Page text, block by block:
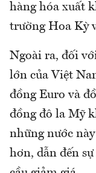
hàng hóa xuất
trường Hoa Kỳ
Ngoài ra, đối
lớn của Việt
đồng Euro và
đồng đô la Mỹ
những nước
hơn, dẫn đến